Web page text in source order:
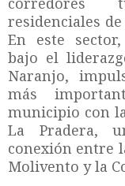
residenciales
En este
bajo el
Naranjo,
más
municipio con
La Pradera,
conexión entre
Molivento y la